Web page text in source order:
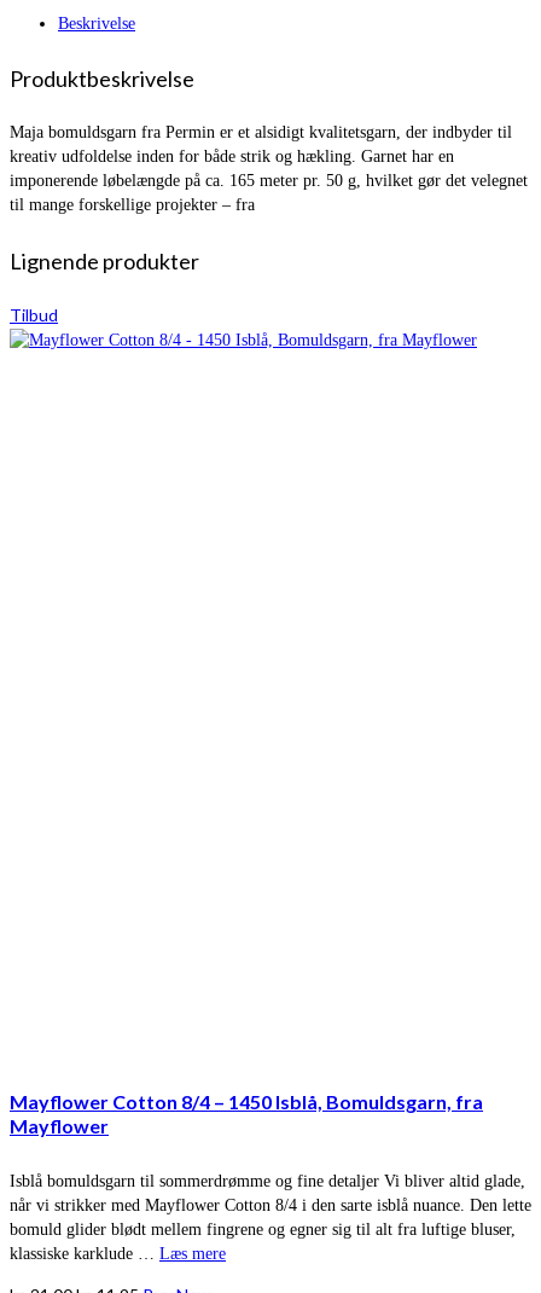
Beskrivelse
Produktbeskrivelse
Maja bomuldsgarn fra Permin er et alsidigt kvalitetsgarn, der indbyder til
kreativ udfoldelse inden for både strik og hækling. Garnet har en
imponerende løbelængde på ca. 165 meter pr. 50 g, hvilket gør det velegnet
til mange forskellige projekter – fra
Lignende produkter
Tilbud
Mayflower Cotton 8/4 – 1450 Isblå, Bomuldsgarn, fra
Mayflower
Isblå bomuldsgarn til sommerdrømme og fine detaljer Vi bliver altid glade,
når vi strikker med Mayflower Cotton 8/4 i den sarte isblå nuance. Den lette
bomuld glider blødt mellem fingrene og egner sig til alt fra luftige bluser,
klassiske karklude … Læs mere